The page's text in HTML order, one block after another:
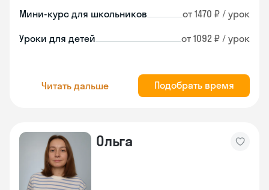
Мини-курс для школьников от 1470 ₽ / урок
Уроки для детей от 1092 ₽ / урок
Читать дальше Подобрать время
Ольга